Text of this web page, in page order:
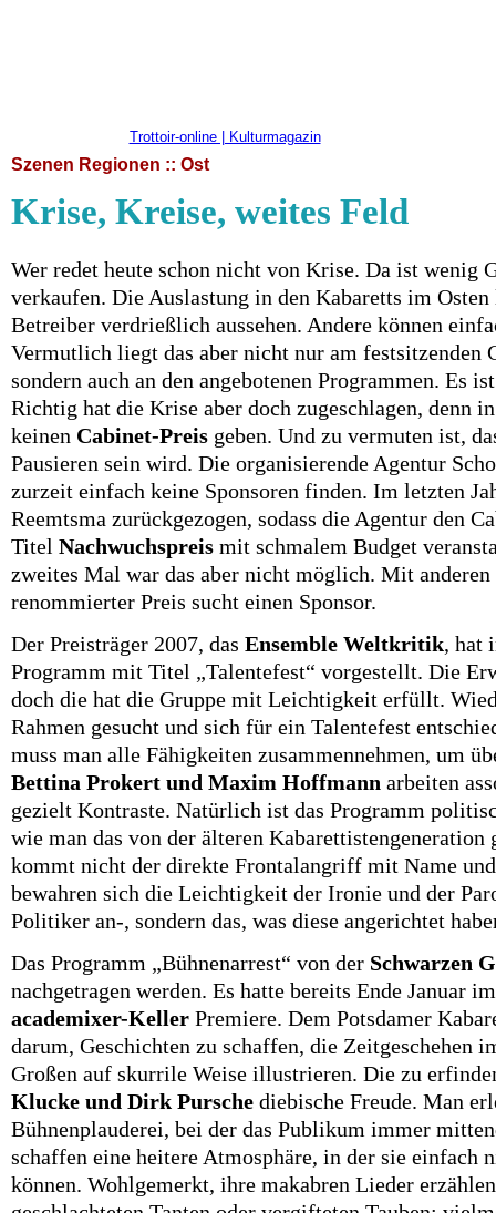
Trottoir-online | Kulturmagazin
Szenen Regionen :: Ost
Krise, Kreise, weites Feld
Wer redet heute schon nicht von Krise. Da ist wenig
verkaufen. Die Auslastung in den Kabaretts im Osten
Betreiber verdrießlich aussehen. Andere können
Vermutlich liegt das aber nicht nur am festsitzenden
sondern auch an den angebotenen Programmen. Es
Richtig hat die Krise aber doch zugeschlagen, denn
keinen Cabinet-Preis geben. Und zu vermuten ist,
Pausieren sein wird. Die organisierende Agentur
zurzeit einfach keine Sponsoren finden. Im letzten
Reemtsma zurückgezogen, sodass die Agentur den
Titel Nachwuchspreis mit schmalem Budget
zweites Mal war das aber nicht möglich. Mit
renommierter Preis sucht einen Sponsor.
Der Preisträger 2007, das Ensemble Weltkritik, hat
Programm mit Titel „Talentefest“ vorgestellt. Die
doch die hat die Gruppe mit Leichtigkeit erfüllt.
Rahmen gesucht und sich für ein Talentefest
muss man alle Fähigkeiten zusammennehmen, um
Bettina Prokert und Maxim Hoffmann arbeiten
gezielt Kontraste. Natürlich ist das Programm
wie man das von der älteren Kabarettistengeneration
kommt nicht der direkte Frontalangriff mit Name
bewahren sich die Leichtigkeit der Ironie und der
Politiker an-, sondern das, was diese angerichtet
Das Programm „Bühnenarrest“ von der Schwarzen
nachgetragen werden. Es hatte bereits Ende Januar
academixer-Keller Premiere. Dem Potsdamer
darum, Geschichten zu schaffen, die Zeitgeschehen
Großen auf skurrile Weise illustrieren. Die zu
Klucke und Dirk Pursche diebische Freude. Man
Bühnenplauderei, bei der das Publikum immer
schaffen eine heitere Atmosphäre, in der sie einfach
können. Wohlgemerkt, ihre makabren Lieder